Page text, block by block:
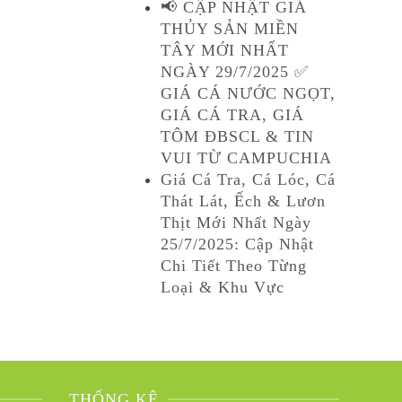
📢 CẬP NHẬT GIÁ
THỦY SẢN MIỀN
TÂY MỚI NHẤT
NGÀY 29/7/2025 ✅
GIÁ CÁ NƯỚC NGỌT,
GIÁ CÁ TRA, GIÁ
TÔM ĐBSCL & TIN
VUI TỪ CAMPUCHIA
Giá Cá Tra, Cá Lóc, Cá
Thát Lát, Ếch & Lươn
Thịt Mới Nhất Ngày
25/7/2025: Cập Nhật
Chi Tiết Theo Từng
Loại & Khu Vực